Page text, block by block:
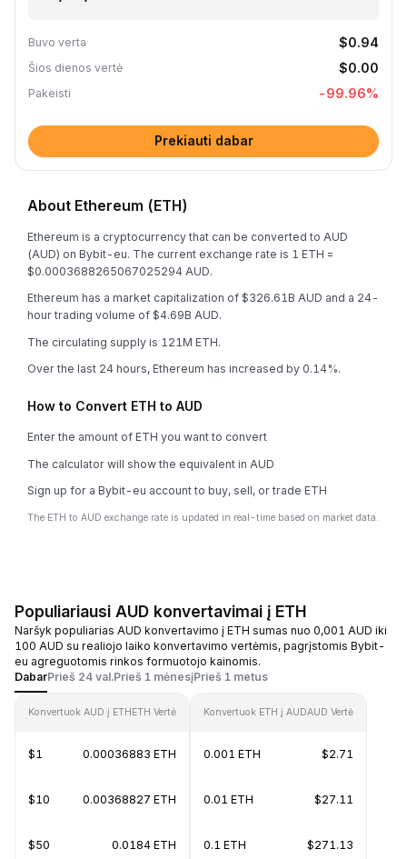
Buvo verta $0.94
Šios dienos vertė $0.00
Pakeisti -99.96%
Prekiauti dabar
About Ethereum (ETH)
Ethereum is a cryptocurrency that can be converted to AUD
(AUD) on Bybit-eu. The current exchange rate is 1 ETH =
$0.0003688265067025294 AUD.
Ethereum has a market capitalization of $326.61B AUD and a 24-
hour trading volume of $4.69B AUD.
The circulating supply is 121M ETH.
Over the last 24 hours, Ethereum has increased by 0.14%.
How to Convert ETH to AUD
Enter the amount of ETH you want to convert
The calculator will show the equivalent in AUD
Sign up for a Bybit-eu account to buy, sell, or trade ETH
The ETH to AUD exchange rate is updated in real-time based on market data.
Populiariausi AUD konvertavimai į ETH
Naršyk populiarias AUD konvertavimo į ETH sumas nuo 0,001 AUD iki
100 AUD su realiojo laiko konvertavimo vertėmis, pagrįstomis Bybit-
eu agreguotomis rinkos formuotojo kainomis.
DabarPrieš 24 val.Prieš 1 mėnesįPrieš 1 metus
Konvertuok AUD į ETHETH Vertė
$1 0.00036883 ETH
$10 0.00368827 ETH
$50 0.0184 ETH
Konvertuok ETH į AUDAUD Vertė
0.001 ETH $2.71
0.01 ETH $27.11
0.1 ETH $271.13